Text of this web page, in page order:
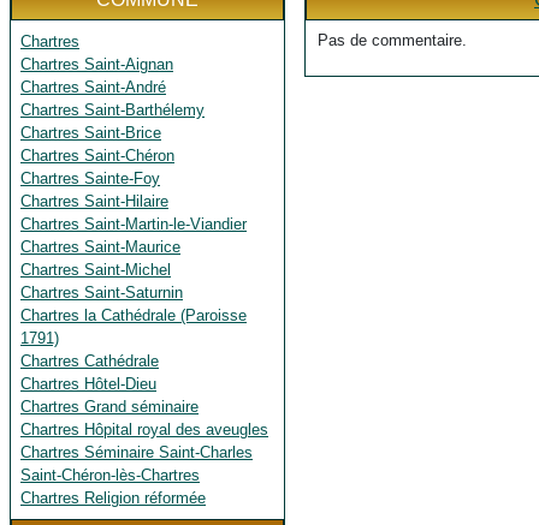
Chartres
Chartres Saint-Aignan
Chartres Saint-André
Chartres Saint-Barthélemy
Chartres Saint-Brice
Chartres Saint-Chéron
Chartres Sainte-Foy
Chartres Saint-Hilaire
Chartres Saint-Martin-le-Viandier
Chartres Saint-Maurice
Chartres Saint-Michel
Chartres Saint-Saturnin
Chartres la Cathédrale (Paroisse
1791)
Chartres Cathédrale
Chartres Hôtel-Dieu
Chartres Grand séminaire
Chartres Hôpital royal des aveugles
Chartres Séminaire Saint-Charles
Saint-Chéron-lès-Chartres
Chartres Religion réformée
Pas de commentaire.